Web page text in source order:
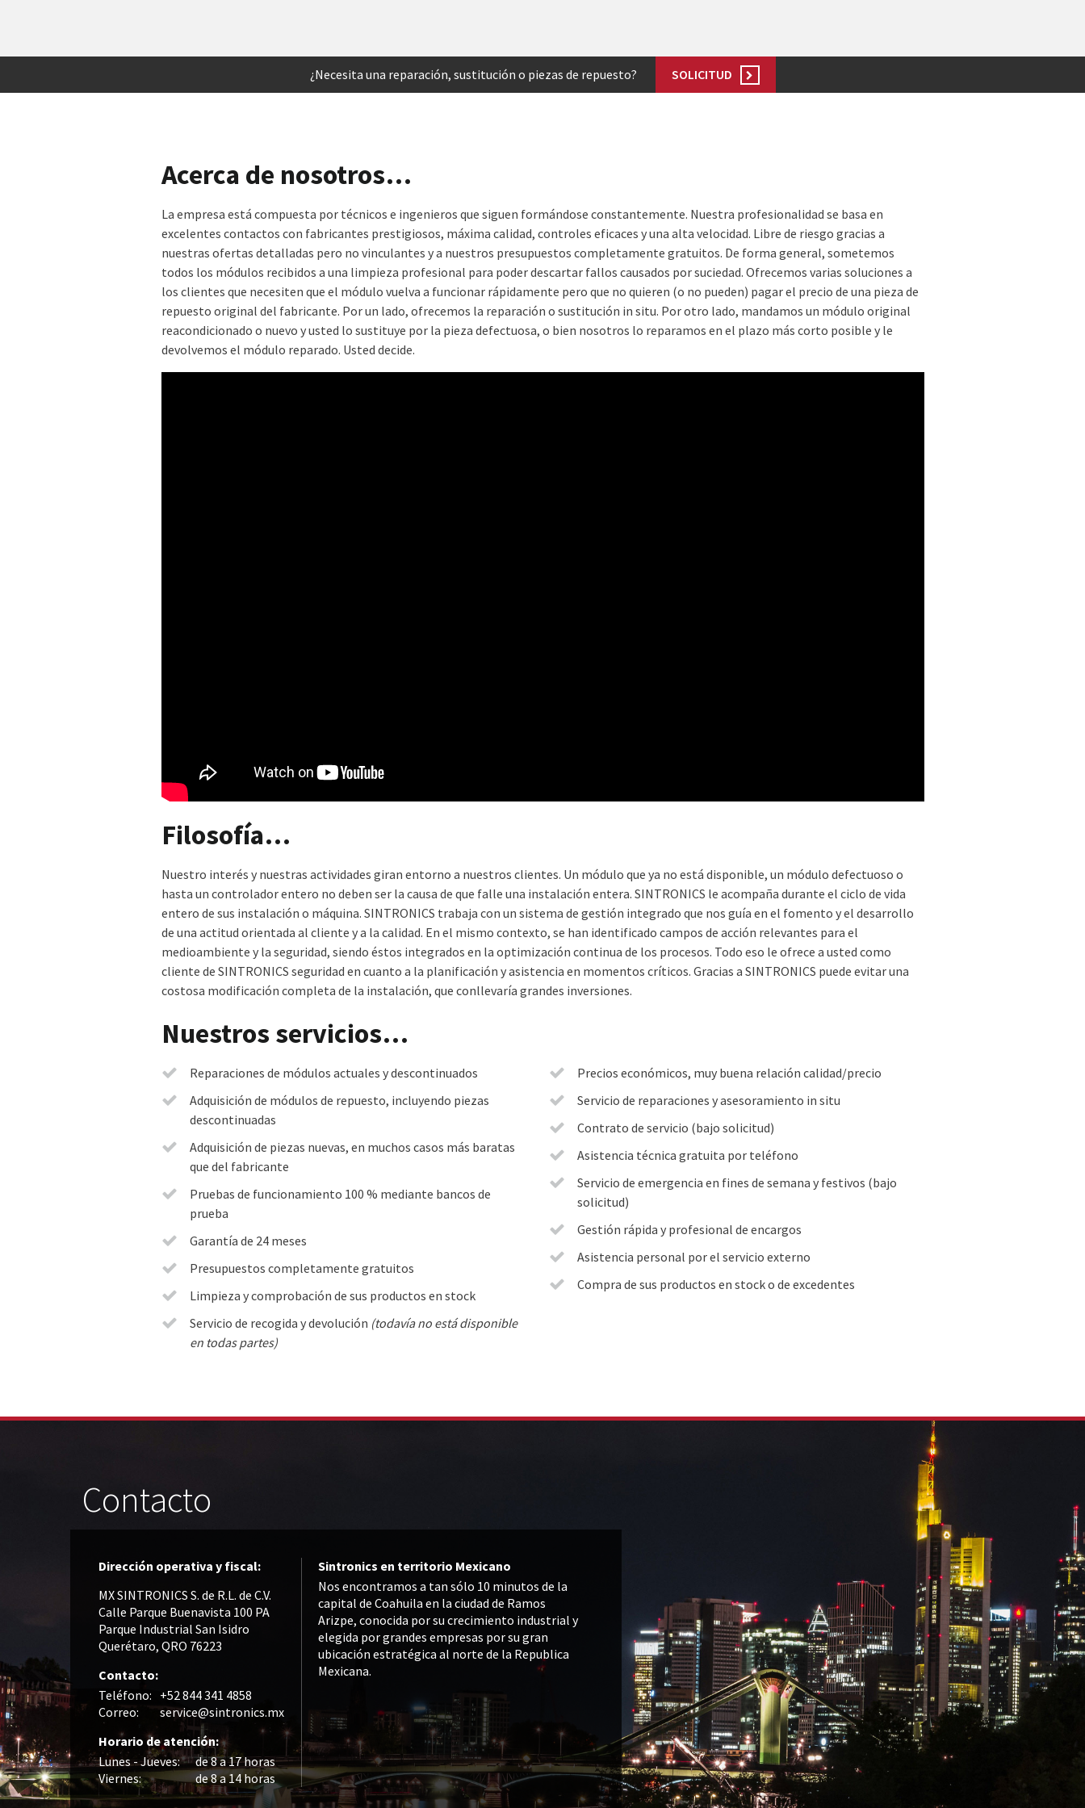
¿Necesita una reparación, sustitución o piezas de repuesto? SOLICITUD
Acerca de nosotros…
La empresa está compuesta por técnicos e ingenieros que siguen formándose constantemente. Nuestra profesionalidad se basa en
excelentes contactos con fabricantes prestigiosos, máxima calidad, controles eficaces y una alta velocidad. Libre de riesgo gracias a
nuestras ofertas detalladas pero no vinculantes y a nuestros presupuestos completamente gratuitos. De forma general, sometemos
todos los módulos recibidos a una limpieza profesional para poder descartar fallos causados por suciedad. Ofrecemos varias soluciones a
los clientes que necesiten que el módulo vuelva a funcionar rápidamente pero que no quieren (o no pueden) pagar el precio de una pieza de
repuesto original del fabricante. Por un lado, ofrecemos la reparación o sustitución in situ. Por otro lado, mandamos un módulo original
reacondicionado o nuevo y usted lo sustituye por la pieza defectuosa, o bien nosotros lo reparamos en el plazo más corto posible y le
devolvemos el módulo reparado. Usted decide.
Filosofía…
Nuestro interés y nuestras actividades giran entorno a nuestros clientes. Un módulo que ya no está disponible, un módulo defectuoso o
hasta un controlador entero no deben ser la causa de que falle una instalación entera. SINTRONICS le acompaña durante el ciclo de vida
entero de sus instalación o máquina. SINTRONICS trabaja con un sistema de gestión integrado que nos guía en el fomento y el desarrollo
de una actitud orientada al cliente y a la calidad. En el mismo contexto, se han identificado campos de acción relevantes para el
medioambiente y la seguridad, siendo éstos integrados en la optimización continua de los procesos. Todo eso le ofrece a usted como
cliente de SINTRONICS seguridad en cuanto a la planificación y asistencia en momentos críticos. Gracias a SINTRONICS puede evitar una
costosa modificación completa de la instalación, que conllevaría grandes inversiones.
Nuestros servicios…
Reparaciones de módulos actuales y descontinuados
Adquisición de módulos de repuesto, incluyendo piezas
descontinuadas
Adquisición de piezas nuevas, en muchos casos más baratas
que del fabricante
Pruebas de funcionamiento 100 % mediante bancos de
prueba
Garantía de 24 meses
Presupuestos completamente gratuitos
Limpieza y comprobación de sus productos en stock
Servicio de recogida y devolución (todavía no está disponible
en todas partes)
Precios económicos, muy buena relación calidad/precio
Servicio de reparaciones y asesoramiento in situ
Contrato de servicio (bajo solicitud)
Asistencia técnica gratuita por teléfono
Servicio de emergencia en fines de semana y festivos (bajo
solicitud)
Gestión rápida y profesional de encargos
Asistencia personal por el servicio externo
Compra de sus productos en stock o de excedentes
Contacto
Dirección operativa y fiscal:
MX SINTRONICS S. de R.L. de C.V.
Calle Parque Buenavista 100 PA
Parque Industrial San Isidro
Querétaro, QRO 76223
Contacto:
Teléfono: +52 844 341 4858
Correo:
service@sintronics.mx
Horario de atención:
Lunes - Jueves:
de 8 a 17 horas
Viernes:
de 8 a 14 horas
Sintronics en territorio Mexicano
Nos encontramos a tan sólo 10 minutos de la
capital de Coahuila en la ciudad de Ramos
Arizpe, conocida por su crecimiento industrial y
elegida por grandes empresas por su gran
ubicación estratégica al norte de la Republica
Mexicana.